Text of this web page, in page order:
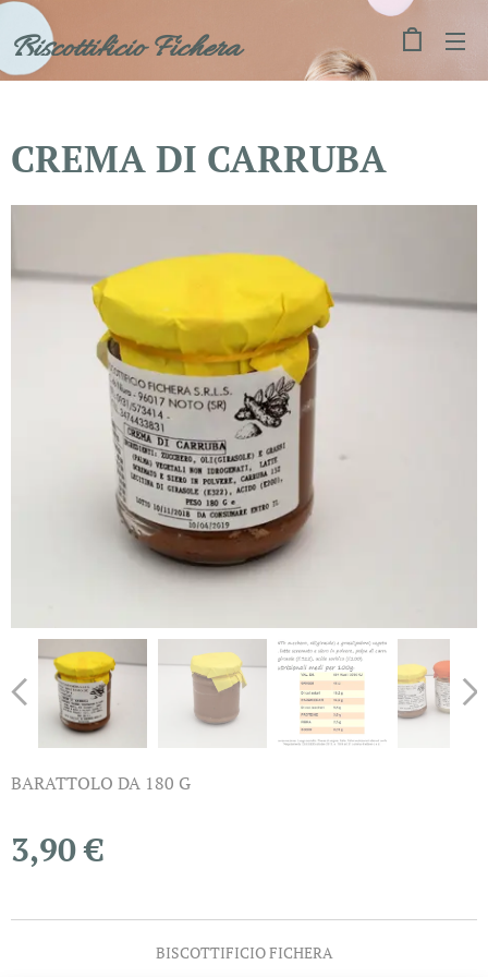
Biscottificio Fichera
CREMA DI CARRUBA
BARATTOLO DA 180 G
3,90€
BISCOTTIFICIO FICHERA